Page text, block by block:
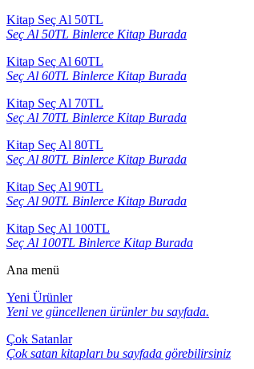
Kitap Seç Al 50TL
Seç Al 50TL Binlerce Kitap Burada
Kitap Seç Al 60TL
Seç Al 60TL Binlerce Kitap Burada
Kitap Seç Al 70TL
Seç Al 70TL Binlerce Kitap Burada
Kitap Seç Al 80TL
Seç Al 80TL Binlerce Kitap Burada
Kitap Seç Al 90TL
Seç Al 90TL Binlerce Kitap Burada
Kitap Seç Al 100TL
Seç Al 100TL Binlerce Kitap Burada
Ana menü
Yeni Ürünler
Yeni ve güncellenen ürünler bu sayfada.
Çok Satanlar
Çok satan kitapları bu sayfada görebilirsiniz